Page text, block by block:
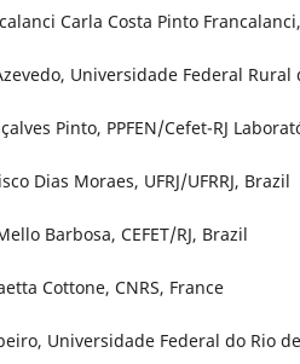
Carla Costa Pinto Francalanci,
Universidade Federal Rural
Pinto, PPFEN/Cefet-RJ
Dias Moraes, UFRJ/UFRRJ, Brazil
Barbosa, CEFET/RJ, Brazil
Cottone, CNRS, France
Universidade Federal do Rio